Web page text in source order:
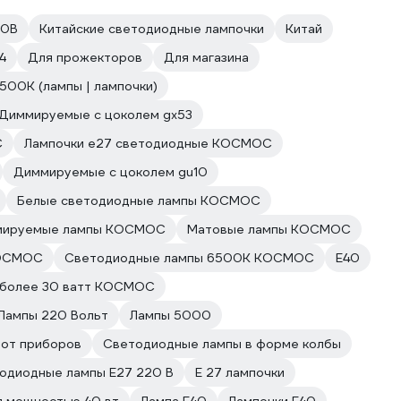
Китайские светодиодные лампочки
Китай
Для прожекторов
Для магазина
(лампы | лампочки)
с цоколем gx53
Лампочки е27 светодиодные КОСМОС
Диммируемые с цоколем gu10
Белые светодиодные лампы КОСМОС
лампы КОСМОС
Матовые лампы КОСМОС
Светодиодные лампы 6500К КОСМОС
Е40
30 ватт КОСМОС
220 Вольт
Лампы 5000
приборов
Светодиодные лампы в форме колбы
лампы E27 220 В
E 27 лампочки